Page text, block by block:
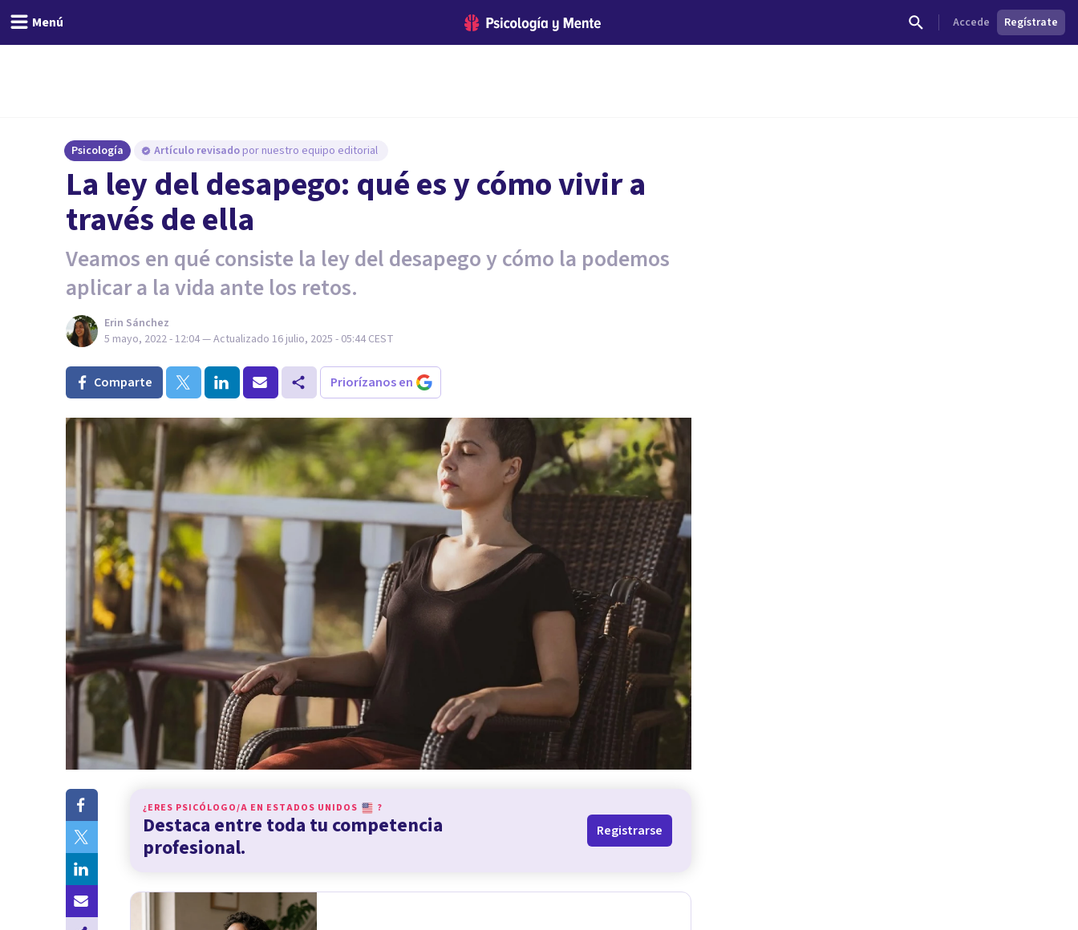
Menú Accede Regístrate
Psicología Artículo revisado por nuestro equipo editorial
La ley del desapego: qué es y cómo vivir a
través de ella
Veamos en qué consiste la ley del desapego y cómo la podemos
aplicar a la vida ante los retos.
Erin Sánchez
5 mayo, 2022 - 12:04— Actualizado 16 julio, 2025 - 05:44 CEST
Comparte Priorízanos en
¿ERES PSICÓLOGO/A EN ESTADOS UNIDOS ?
Destaca entre toda tu competencia
profesional.
Registrarse